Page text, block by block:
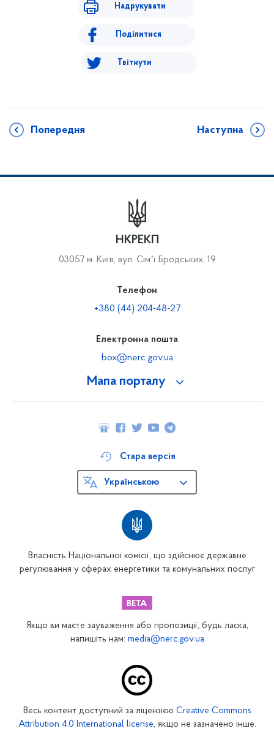
Надрукувати
Поділитися
Твітнути
Попередня Наступна
Мапа порталу
НКРЕКП
03057 м. Київ, вул. Сімʼї Бродських, 19
Телефон
+380 (44) 204-48-27
Електронна пошта
box@nerc.gov.ua
Власність Національної комісії, що здійснює державне
регулювання у сферах енергетики та комунальних послуг
Стара версія
Українською
Якщо ви маєте зауваження або пропозиції, будь ласка,
напишіть нам: media@nerc.gov.ua
Весь контент доступний за ліцензією Creative Commons
Attribution 4.0 International license, якщо не зазначено інше.